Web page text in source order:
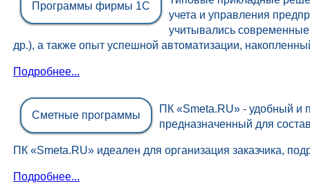
Программы фирмы 1С
учета и управления
учитывались
др.), а также опыт успешной автоматизации,
Подробнее...
Сметные программы
ПК «Smeta.RU» - удобный и
предназначенный для
ПК «Smeta.RU» идеален для организация заказчика,
Подробнее...